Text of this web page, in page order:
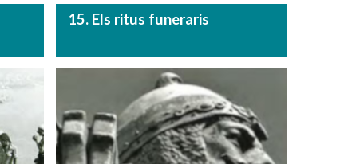
15. Els ritus funeraris